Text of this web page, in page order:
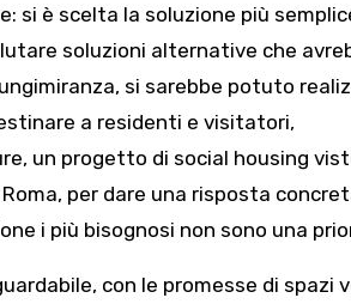
si è scelta la soluzione più
soluzioni alternative che
si sarebbe potuto
a residenti e visitatori,
un progetto di social housing
per dare una risposta
i più bisognosi non sono una
con le promesse di spazi